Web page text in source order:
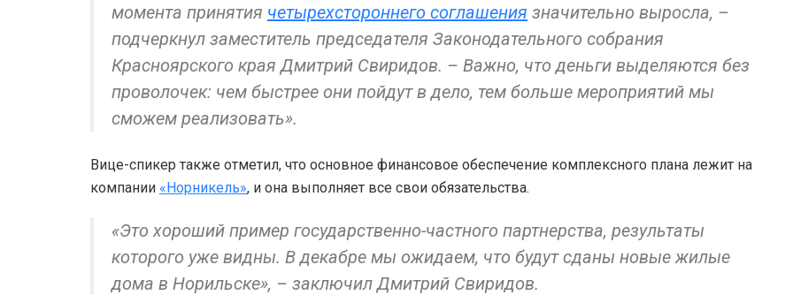
момента принятия четырехстороннего соглашения значительно выросла, –
подчеркнул заместитель председателя Законодательного собрания
Красноярского края Дмитрий Свиридов. – Важно, что деньги выделяются без
проволочек: чем быстрее они пойдут в дело, тем больше мероприятий мы
сможем реализовать».
Вице-спикер также отметил, что основное финансовое обеспечение комплексного плана лежит на
компании «Норникель», и она выполняет все свои обязательства.
«Это хороший пример государственно-частного партнерства, результаты
которого уже видны. В декабре мы ожидаем, что будут сданы новые жилые
дома в Норильске», – заключил Дмитрий Свиридов.